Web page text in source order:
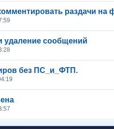
раздачи на
удаление сообщений
без ПС_и_ФТП.